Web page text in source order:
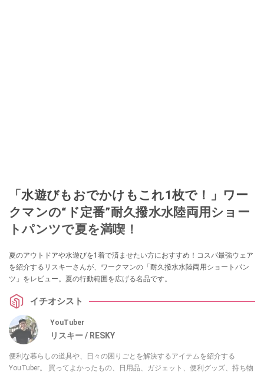
「水遊びもおでかけもこれ1枚で！」ワー
クマンの“ド定番”耐久撥水水陸両用ショー
トパンツで夏を満喫！
夏のアウトドアや水遊びを1着で済ませたい方におすすめ！コスパ最強ウェア
を紹介するリスキーさんが、ワークマンの「耐久撥水水陸両用ショートパン
ツ」をレビュー。夏の行動範囲を広げる名品です。
イチオシスト
YouTuber
リスキー / RESKY
便利な暮らしの道具や、日々の困りごとを解決するアイテムを紹介する
YouTuber。 買ってよかったもの、日用品、ガジェット、便利グッズ、持ち物